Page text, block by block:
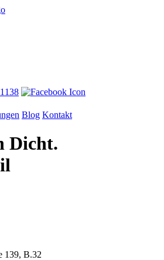
Blog Kontakt
Dicht.
139, B.32